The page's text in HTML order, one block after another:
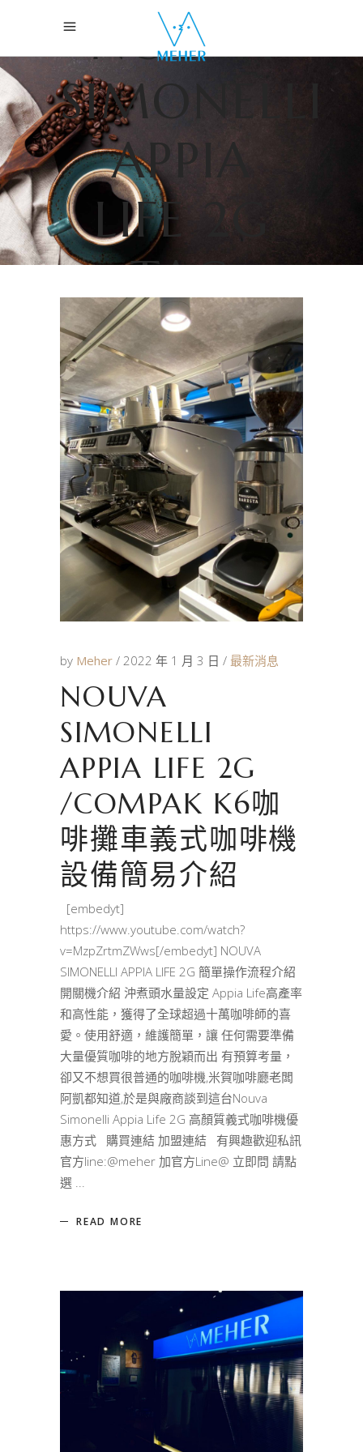
NOUVA
SIMONELLI
APPIA
LIFE 2G
TAG
by Meher 2022 年 1 月 3 日 最新消息
NOUVA
SIMONELLI
APPIA LIFE 2G
/COMPAK K6咖
啡攤車義式咖啡機
設備簡易介紹
[embedyt]
https://www.youtube.com/watch?
v=MzpZrtmZWws[/embedyt] NOUVA
SIMONELLI APPIA LIFE 2G 簡單操作流程介紹
開關機介紹 沖煮頭水量設定 Appia Life高產率
和高性能，獲得了全球超過十萬咖啡師的喜
愛。使用舒適，維護簡單，讓 任何需要準備
大量優質咖啡的地方脫穎而出 有預算考量，
卻又不想買很普通的咖啡機,米賀咖啡廳老闆
阿凱都知道,於是與廠商談到這台Nouva
Simonelli Appia Life 2G 高顏質義式咖啡機優
惠方式 購買連結 加盟連結 有興趣歡迎私訊
官方line:@meher 加官方Line@ 立即問 請點
選
READ MORE